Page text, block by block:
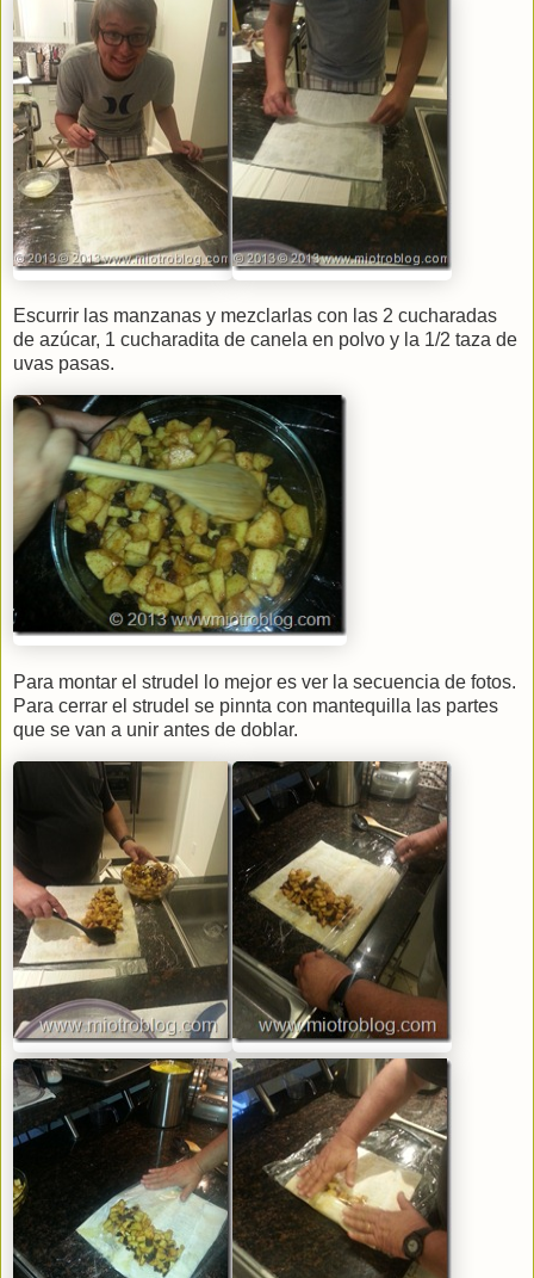
Escurrir las manzanas y mezclarlas con las 2 cucharadas
de azúcar, 1 cucharadita de canela en polvo y la 1/2 taza de
uvas pasas.
Para montar el strudel lo mejor es ver la secuencia de fotos.
Para cerrar el strudel se pinnta con mantequilla las partes
que se van a unir antes de doblar.